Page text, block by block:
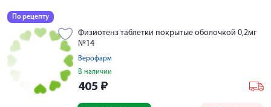
По рецепту
Физиотенз таблетки покрытые оболочкой 0,2мг
№14
Верофарм
В наличии
405 ₽